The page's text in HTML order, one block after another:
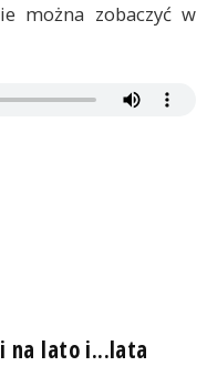
można zobaczyć w
na lato i...lata